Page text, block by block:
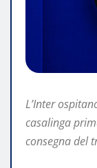
L’Inter
casalinga
consegna del